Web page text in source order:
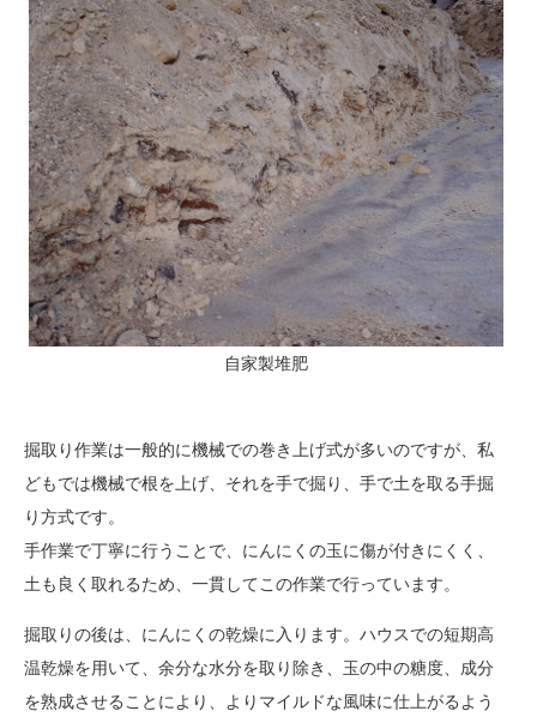
自家製堆肥
掘取り作業は一般的に機械での巻き上げ式が多いのですが、私
どもでは機械で根を上げ、それを手で掘り、手で土を取る手掘
り方式です。
手作業で丁寧に行うことで、にんにくの玉に傷が付きにくく、
土も良く取れるため、一貫してこの作業で行っています。
掘取りの後は、にんにくの乾燥に入ります。ハウスでの短期高
温乾燥を用いて、余分な水分を取り除き、玉の中の糖度、成分
を熟成させることにより、よりマイルドな風味に仕上がるよう